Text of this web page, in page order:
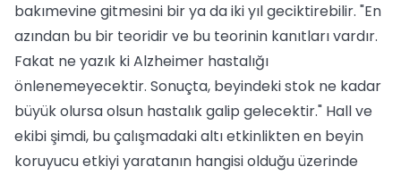
bakımevine gitmesini bir ya da iki yıl geciktirebilir. "En
azından bu bir teoridir ve bu teorinin kanıtları vardır.
Fakat ne yazık ki Alzheimer hastalığı
önlenemeyecektir. Sonuçta, beyindeki stok ne kadar
büyük olursa olsun hastalık galip gelecektir." Hall ve
ekibi şimdi, bu çalışmadaki altı etkinlikten en beyin
koruyucu etkiyi yaratanın hangisi olduğu üzerinde